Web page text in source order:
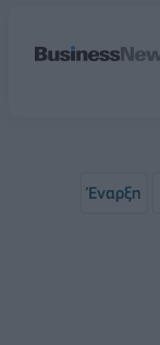
Έναρξη